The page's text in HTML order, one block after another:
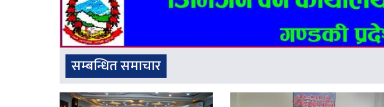
सम्बन्धित समाचार